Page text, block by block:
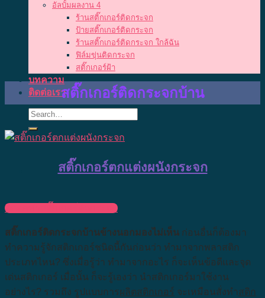
อัลบั้มผลงาน 4
ร้านสติ๊กเกอร์ติดกระจก
ป้ายสติ๊กเกอร์ติดกระจก
ร้านสติ๊กเกอร์ติดกระจก ใกล้ฉัน
ฟิล์มขุ่นติดกระจก
สติ๊กเกอร์ฝ้า
บทความ
ติดต่อเราสติ๊กเกอร์ติดกระจกบ้าน
สติ๊กเกอร์ตกแต่งผนังกระจก
ติดต่อทำสติ๊กเกอร์ติดกระจก
สติ๊กเกอร์ติดกระจกบ้านข้างนอกมองไม่เห็น ก่อนอื่นก็ต้องมา
ทำความรู้จักสติกเกอร์ชนิดนี้กันก่อนว่า ทำมาจากพลาสติก
ประเภทไหน? ซึ่งเมื่อรู้ว่า ทำมาจากอะไร ก็จะเห็นข้อดีและจุด
เด่นสติกเกอร์ เมื่อนั้น ก็จะรู้เองว่า นำสติกเกอร์มาใช้งาน
อย่างไร? รวมถึง รูปแบบการผลิตสติกเกอร์ จะเหมือนสั่งทำสติก